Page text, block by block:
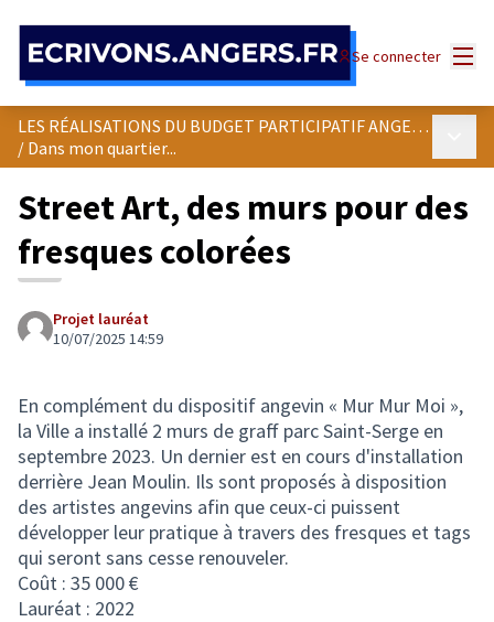
Se connecter
LES RÉALISATIONS DU BUDGET PARTICIPATIF ANGEVIN
/ Dans mon quartier...
Street Art, des murs pour des
fresques colorées
Projet lauréat
10/07/2025 14:59
En complément du dispositif angevin « Mur Mur Moi »,
la Ville a installé 2 murs de graff parc Saint-Serge en
septembre 2023. Un dernier est en cours d'installation
derrière Jean Moulin. Ils sont proposés à disposition
des artistes angevins afin que ceux-ci puissent
développer leur pratique à travers des fresques et tags
qui seront sans cesse renouveler.
Coût : 35 000 €
Lauréat : 2022